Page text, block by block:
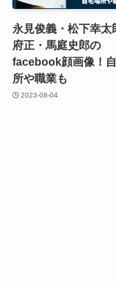
永見俊義・松下幸太
府正・馬庭史郎の
facebook顔画像！
所や職業も
2023-08-04